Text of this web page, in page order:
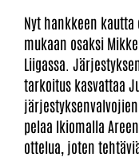
Nyt hankkeen
mukaan osaksi
Liigassa.
tarkoitus kasvattaa
pelaa Ikiomalla
ottelua, joten